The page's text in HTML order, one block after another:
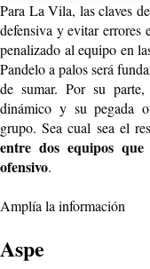
Para La Vila, las claves
defensiva y evitar errores
penalizado al equipo en
Pandelo a palos será
de sumar. Por su
dinámico y su pegada
grupo. Sea cual sea el
entre dos equipos
ofensivo.
Amplía la información
Aspe